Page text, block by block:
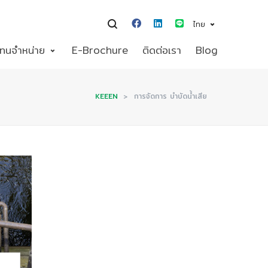
นจำหน่าย E-Brochure ติดต่อเรา Blog
ไทย
KEEEN > การจัดการ บำบัดน้ำเสีย